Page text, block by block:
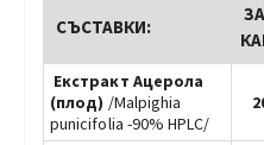
СЪСТАВКИ:
Екстракт Ацерола
(плод) /Malpighia
punicifolia -90% HPLC/